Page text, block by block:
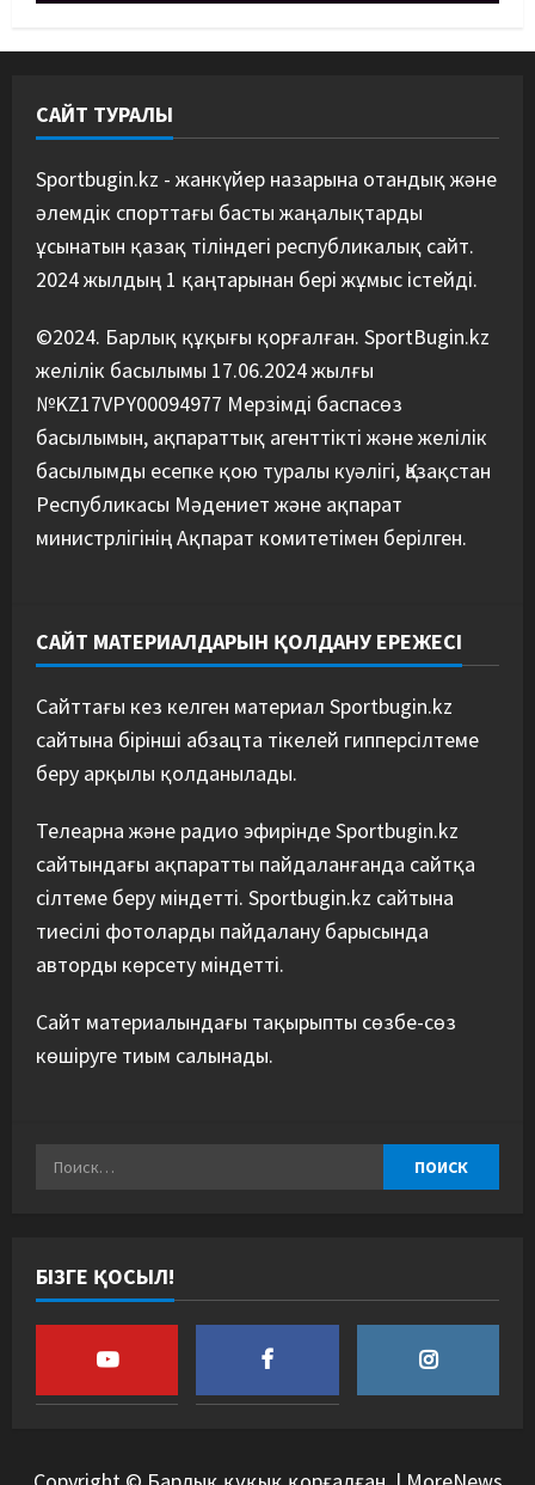
5
Футболдан Қазақстан
07/08/2026
САЙТ ТУРАЛЫ
Sportbugin.kz - жанкүйер назарына отандық және
әлемдік спорттағы басты жаңалықтарды
ұсынатын қазақ тіліндегі республикалық сайт.
2024 жылдың 1 қаңтарынан бері жұмыс істейді.
©2024. Барлық құқығы қорғалған. SportBugin.kz
желілік басылымы 17.06.2024 жылғы
№KZ17VPY00094977 Мерзімді баспасөз
басылымын, ақпараттық агенттікті және желілік
басылымды есепке қою туралы куәлігі, Қазақстан
Республикасы Мәдениет және ақпарат
министрлігінің Ақпарат комитетімен берілген.
САЙТ МАТЕРИАЛДАРЫН ҚОЛДАНУ ЕРЕЖЕСІ
Сайттағы кез келген материал Sportbugin.kz
сайтына бірінші абзацта тікелей гипперсілтеме
беру арқылы қолданылады.
Телеарна және радио эфирінде Sportbugin.kz
сайтындағы ақпаратты пайдаланғанда сайтқа
сілтеме беру міндетті. Sportbugin.kz сайтына
тиесілі фотоларды пайдалану барысында
авторды көрсету міндетті.
Сайт материалындағы тақырыпты сөзбе-сөз
көшіруге тиым салынады.
БІЗГЕ ҚОСЫЛ!